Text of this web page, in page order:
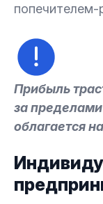
попечителем-
Прибыль
за
облагается